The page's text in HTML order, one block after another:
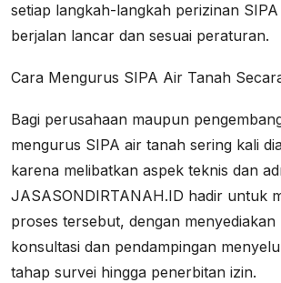
setiap langkah-langkah perizinan
berjalan lancar dan sesuai peraturan.
Cara Mengurus SIPA Air Tanah
Bagi perusahaan maupun
mengurus SIPA air tanah sering kali
karena melibatkan aspek teknis dan
JASASONDIRTANAH.ID hadir untuk
proses tersebut, dengan menyediakan
konsultasi dan pendampingan
tahap survei hingga penerbitan izin.